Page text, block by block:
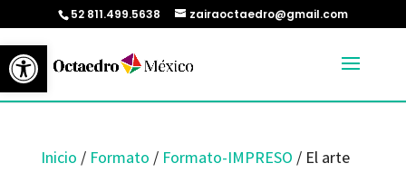
Abrir barra de herramientas
52 811.499.5638 zairaoctaedro@gmail.com
Inicio / Formato / Formato-IMPRESO / El arte